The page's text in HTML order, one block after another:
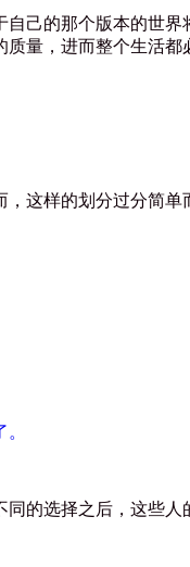
己的那个版本的世界
量，进而整个生活都
这样的划分过分简单
的选择之后，这些人